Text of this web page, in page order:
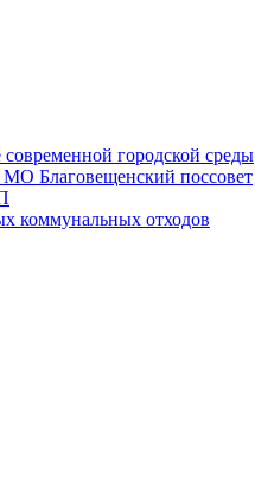
городской среды
Благовещенский поссовет
коммунальных отходов